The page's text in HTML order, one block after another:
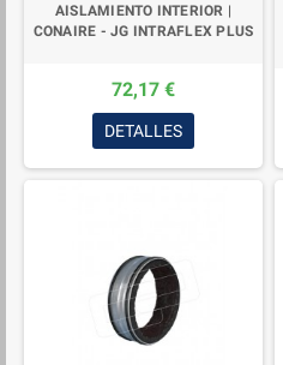
AISLAMIENTO INTERIOR |
CONAIRE - JG INTRAFLEX PLUS
72,17 €
DETALLES